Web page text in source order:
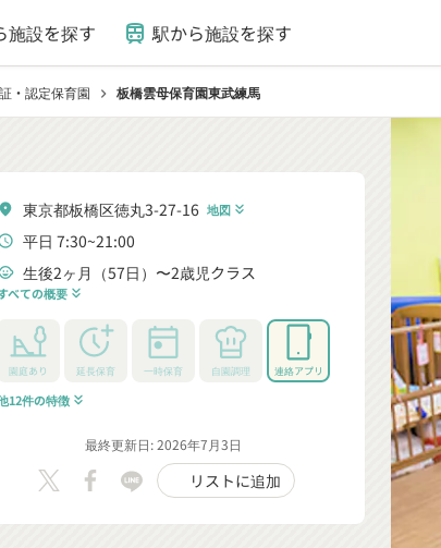
施設を探す train 駅から施設を探す
・認定保育園 chevron_right 板橋雲母保育園東武練馬
location_on 東京都板橋区徳丸3-27-16 地図 keyboard_double_arrow_down
平日 7:30~21:00
生後2ヶ月（57日）〜2歳児クラス
べての概要 keyboard_double_arrow_down
園庭あり 延長保育 一時保育 自園調理 連絡アプリ
12件の特徴 keyboard_double_arrow_down
最終更新日: 2026年7月3日
リストに追加